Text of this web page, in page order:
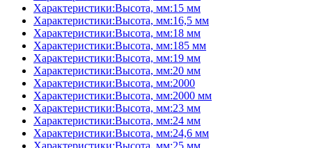
Характеристики:Высота, мм:15 мм
Характеристики:Высота, мм:16,5 мм
Характеристики:Высота, мм:18 мм
Характеристики:Высота, мм:185 мм
Характеристики:Высота, мм:19 мм
Характеристики:Высота, мм:20 мм
Характеристики:Высота, мм:2000
Характеристики:Высота, мм:2000 мм
Характеристики:Высота, мм:23 мм
Характеристики:Высота, мм:24 мм
Характеристики:Высота, мм:24,6 мм
Характеристики:Высота, мм:25 мм